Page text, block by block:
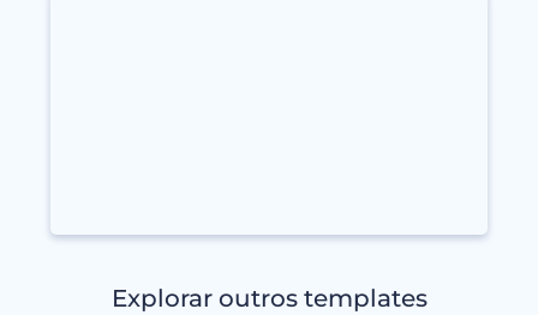
Explorar outros templates